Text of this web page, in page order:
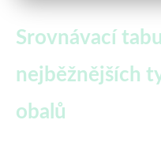
Srovnávací
nejběžnějších
obalů